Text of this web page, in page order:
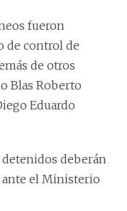
fueron
de control de
de otros
Blas Roberto
Eduardo
detenidos deberán
ante el Ministerio